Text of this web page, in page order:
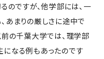
のですが、他学部には、一
あまりの厳しさに途中で
前の千葉大学では、理学部
なる例もあったのです